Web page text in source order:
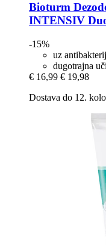
Bioturm
INTENSIV
-15%
uz
dugotrajna
€ 16,99 € 19,98
Dostava do 12.